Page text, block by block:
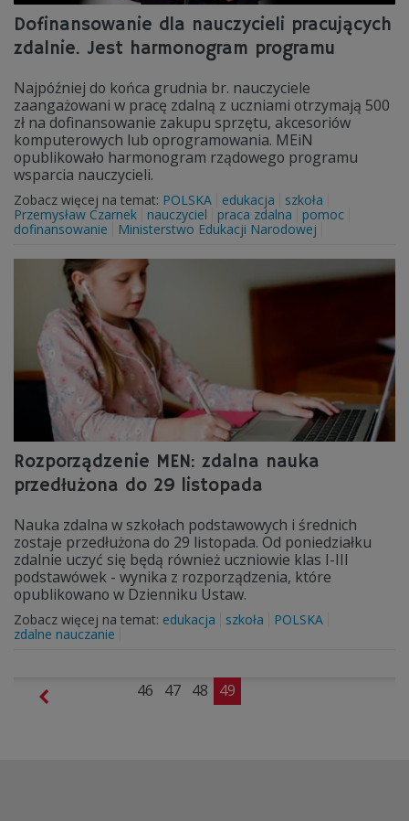
Dofinansowanie dla nauczycieli pracujących
zdalnie. Jest harmonogram programu
Najpóźniej do końca grudnia br. nauczyciele
zaangażowani w pracę zdalną z uczniami otrzymają 500
zł na dofinansowanie zakupu sprzętu, akcesoriów
komputerowych lub oprogramowania. MEiN
opublikowało harmonogram rządowego programu
wsparcia nauczycieli.
Zobacz więcej na temat: POLSKA edukacja
szkoła
Przemysław Czarnek
nauczyciel praca zdalna
pomoc
dofinansowanie
Ministerstwo Edukacji Narodowej
Rozporządzenie MEN: zdalna nauka
przedłużona do 29 listopada
Nauka zdalna w szkołach podstawowych i średnich
zostaje przedłużona do 29 listopada. Od poniedziałku
zdalnie uczyć się będą również uczniowie klas I-III
podstawówek - wynika z rozporządzenia, które
opublikowano w Dzienniku Ustaw.
Zobacz więcej na temat: edukacja szkoła
POLSKA
zdalne nauczanie
46 47 48 49